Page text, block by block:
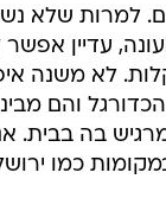
למרות שלא
עדיין
לא משנה
והם
בה בבית.
כמו